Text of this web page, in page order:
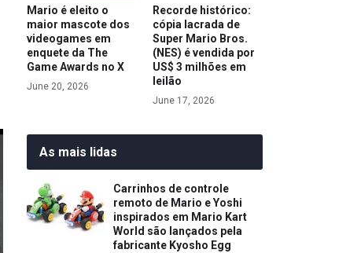
Mario é eleito o
maior mascote dos
videogames em
enquete da The
Game Awards no X
June 20, 2026
Recorde histórico:
cópia lacrada de
Super Mario Bros.
(NES) é vendida por
US$ 3 milhões em
leilão
June 17, 2026
As mais lidas
Carrinhos de controle
remoto de Mario e Yoshi
inspirados em Mario Kart
World são lançados pela
fabricante Kyosho Egg